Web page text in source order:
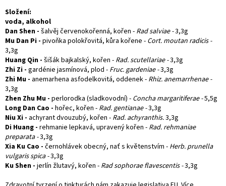
Složení:
voda, alkohol
Dan Shen - šalvěj červenokořenná, kořen - Rad salviae -3,3g
Mu Dan Pi - pivoňka polokřovitá, kůra kořene - Cort. moutan radicis -
3,3g
Huang Qin - šišák bajkalský, kořen - Rad. scutellariae -3,3g
Zhi Zi - gardénie jasmínová, plod - Fruc. gardeniae -3,3g
Zhi Mu - anemarhena asfodelkovitá, oddenek - Rhiz. anemarrhenae -
3,3g
Zhen Zhu Mu - perlorodka (sladkovodní) - Concha margaritiferae -5,5g
Long Dan Cao - hořec, kořen - Rad. gentianae -3,3g
Niu Xi - achyrant dvouzubý, kořen - Rad. achyranthis.3,3g
Di Huang - rehmanie lepkavá, upravený kořen - Rad. rehmaniae
preparata -3,3g
Xia Ku Cao - černohlávek obecný, nať s květenstvím - Herb. prunella
vulgaris spica -3,3g
Ku Shen - jerlín žlutavý, kořen - Rad sophorae flavescentis -3,3g